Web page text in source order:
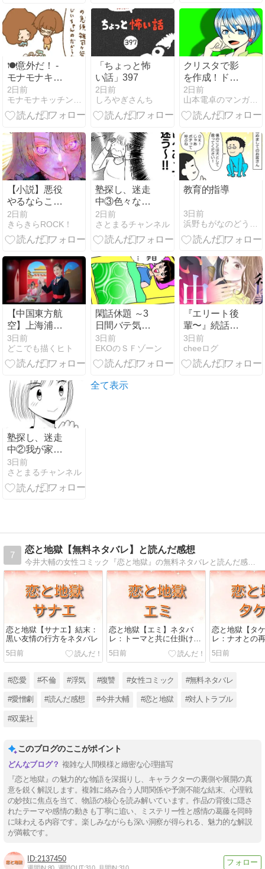
目つき極悪で
健康的な“チン
ピラ沖田”の強
烈な魅力
🍽️意外だ！ -
モナモナキッ
チン🍳 小話
(家財をもら
お！)
2日前
モナモナキッチン＊朝絵ダイアリー
「ちょっと怖
い話」397
2日前
しろやぎさんち
クリスタで影
を作成！ドロ
ップシャドウ
フィルターの
使い方！！
2日前
山本電卓のマンガWEB
【小説】悪役
やるならこん
な風に ６６話
公開
2日前
きらきらROCK！
塾探し、迷走
中③色々な条
件で塾を探し
てみるが…？
2日前
さとまるチャンネル
教育的指導
3日前
【中国東方航
空】上海浦東
空港経由でエ
ジプトのカイ
ロへ…評判や
どうなのか？
フライトレビ
ュー
3日前
どこでも描くヒト
閑話休題 ～3
日間バテ気味
状態→広報部
集会で復活？
～
3日前
EKOのＳＦゾーン
『エリート後
輩〜』続話配
信中です
3日前
cheeログ
塾探し、迷走
中②我が家の
塾探しがスタ
ート！！
3日前
さとまるチャンネル
全て表示
7
恋と地獄【無料ネタバレ】と読んだ感想
今井大輔の女性コミック『恋と地獄』の無料ネタバレと読んだ感想をお届け。女性たちの報われない想いが積み重なり、愛と裏切り、復讐をテーマにしたオムニバス形式の物語。女性たちの胸に重く突き刺さる恋の結末を、ネタバレ視点で丁寧に振り返ります
恋と地獄【サナエ】結末：
黒い友情の行方をネタバレ
5日前
恋と地獄【エミ】ネタバ
レ：トーマと共に仕掛けた
復讐劇の全貌
5日前
恋と地獄【タ
レ：ナオとの
と今後を考察
5日前
#恋愛 #不倫 #浮気 #復讐 #女性コミック #無料ネタバレ
#愛憎劇 #読んだ感想 #今井大輔 #恋と地獄 #対人トラブル
#双葉社
このブログのここがポイント
複雑な人間模様と緻密な心理描写
『恋と地獄』の魅力的な物語を深掘りし、キャラクターの裏側や展開の真
意を鋭く解説します。複雑に絡み合う人間関係や予測不能な結末、心理戦
の妙技に焦点を当て、物語の核心を読み解いています。作品の背後に隠さ
れたテーマや感情の動きも丁寧に追い、ミステリー性と感情の葛藤を同時
に味わえる内容です。楽しみながらも深い洞察が得られる、魅力的な解説
が満載です。
2137450